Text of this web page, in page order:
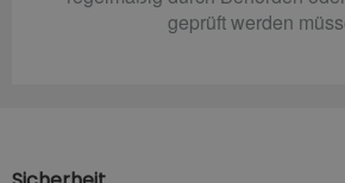
geprüft werden